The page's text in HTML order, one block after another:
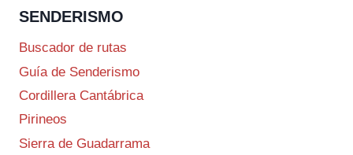
SENDERISMO
Buscador de rutas
Guía de Senderismo
Cordillera Cantábrica
Pirineos
Sierra de Guadarrama